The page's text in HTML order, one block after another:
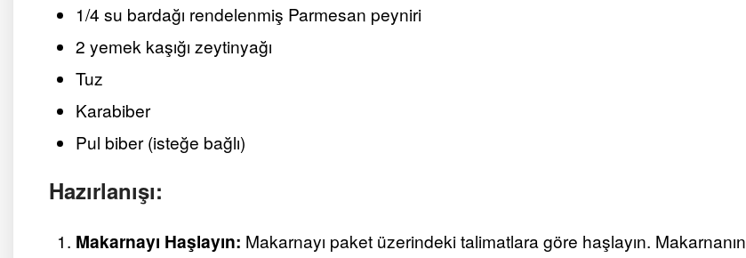
1/4 su bardağı rendelenmiş Parmesan peyniri
2 yemek kaşığı zeytinyağı
Tuz
Karabiber
Pul biber (isteğe bağlı)
Hazırlanışı:
Makarnayı Haşlayın: Makarnayı paket üzerindeki talimatlara göre haşlayın. Makarnanın